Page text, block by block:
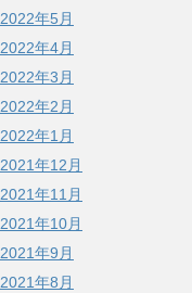
2022年5月
2022年4月
2022年3月
2022年2月
2022年1月
2021年12月
2021年11月
2021年10月
2021年9月
2021年8月